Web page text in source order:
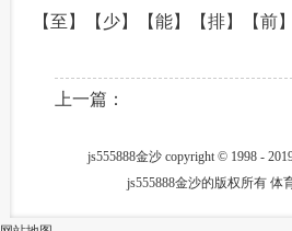
【至】【少】【能】【排】【前
上一篇：
js555888金沙 copyright © 1998 -
js555888金沙的版权所有 体